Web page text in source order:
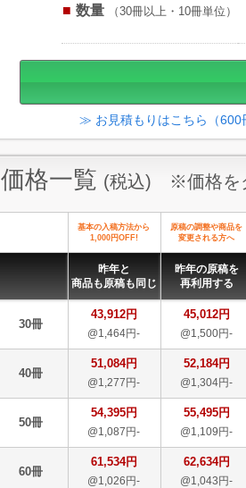
数量 （30冊以上・10冊単位）
≫ お見積もりはこちら（600
価格一覧 (税込) ※価格を
基本の入稿方法から
1,000円OFF!
原稿の調整や商品を
変更される方へ
昨年と
商品も原稿も同じ
昨年の原稿を
再利用する
30冊
43,912円
@1,464円-
45,012円
@1,500円-
40冊
51,084円
@1,277円-
52,184円
@1,304円-
50冊
54,395円
@1,087円-
55,495円
@1,109円-
60冊
61,534円
@1,026円-
62,634円
@1,043円-